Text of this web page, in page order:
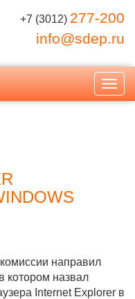
+7 (3012) 277-200
info@sdep.ru
направил
котором назвал
Internet Explorer в